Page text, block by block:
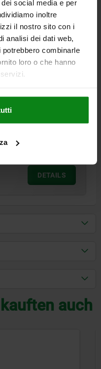
social media e per
inoltre
il nostro sito con i
analisi dei dati web,
combinarle
loro o che hanno
DETAILS
auch